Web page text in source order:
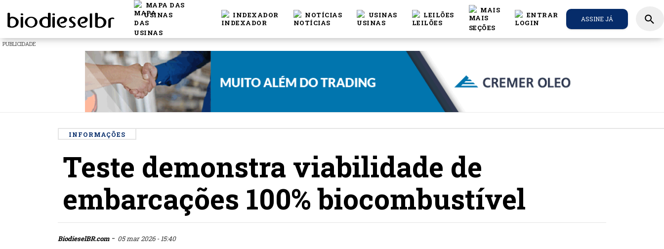
MAPA DAS
USINAS
INDEXADOR NOTÍCIAS USINAS LEILÕES
MAIS
ENTRAR ASSINE JÁ search
PUBLICIDADE
INFORMAÇÕES
Teste demonstra viabilidade de
embarcações 100% biocombustível
BiodieselBR.com- 05 mar 2026 - 15:40